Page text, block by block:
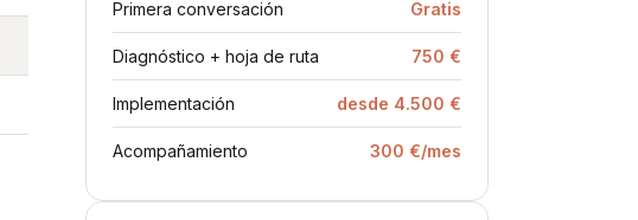
Primera conversación Gratis
Diagnóstico + hoja de ruta 750 €
Implementación desde 4.500 €
Acompañamiento 300 €/mes